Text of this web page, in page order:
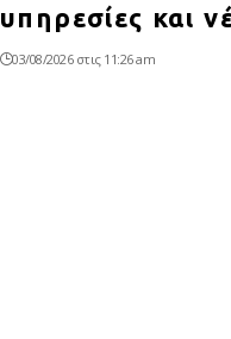
υπηρεσίες και
03/08/2026 στις 11:26 am